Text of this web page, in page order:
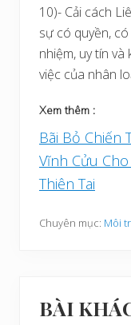
10)- Cải cách
sự có quyền,
nhiệm, uy tín và
việc của nhân
Xem thêm :
Bãi Bỏ Chiến
Vĩnh Cửu
Thiên Tai
Chuyên mục: Môi
BÀI